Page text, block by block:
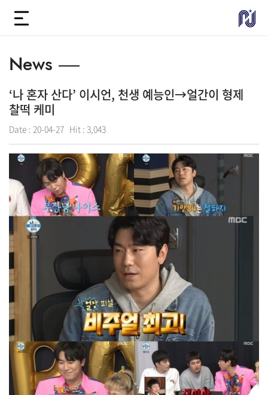
News
‘나 혼자 산다’ 이시언, 천생 예능인→얼간이 형제
찰떡 케미
Date : 20-04-27 Hit : 3,043